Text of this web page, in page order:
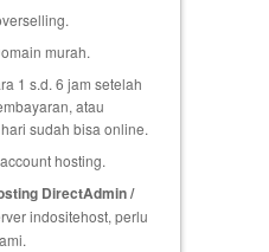
murah.
1 s.d. 6 jam setelah
atau
sudah bisa online.
account hosting.
DirectAdmin /
indositehost, perlu